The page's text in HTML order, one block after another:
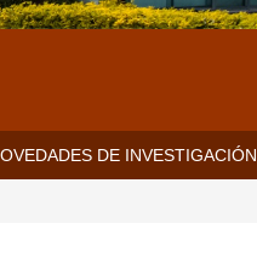
DE INVESTIGACIÓN